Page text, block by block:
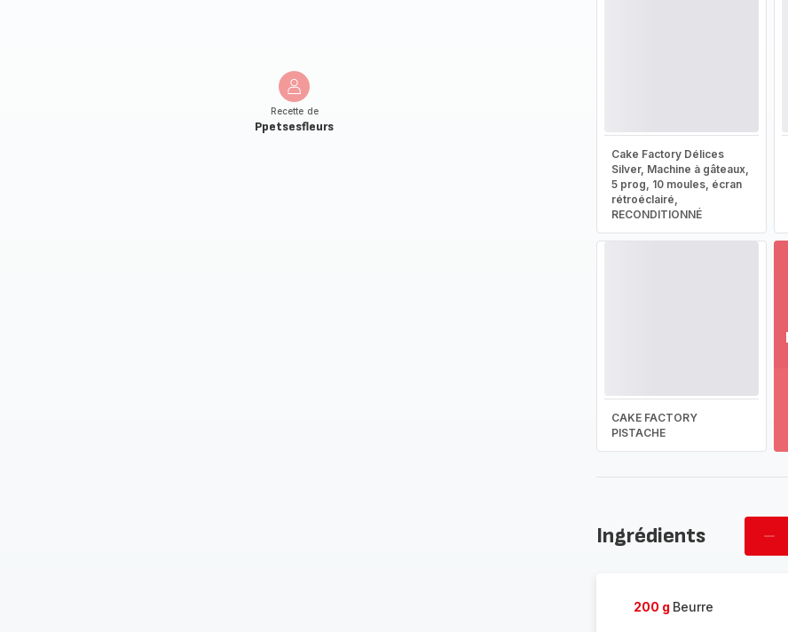
Recette de
Ppetsesfleurs
Cake Factory Délices
Silver, Machine à gâteaux,
5 prog, 10 moules, écran
rétroéclairé,
RECONDITIONNÉ
CAKE FACTORY
PISTACHE
Ingrédients
200 g Beurre